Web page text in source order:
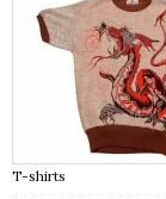
T-shirts